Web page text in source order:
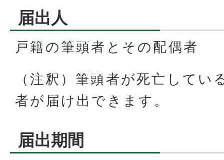
届出人
戸籍の筆頭者とその配偶者
（注釈）筆頭者が死亡してい
者が届け出できます。
届出期間